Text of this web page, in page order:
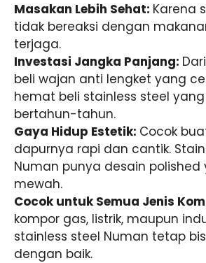
Masakan Lebih Sehat: Karena
tidak bereaksi dengan
terjaga.
Investasi Jangka Panjang:
beli wajan anti lengket yang
hemat beli stainless steel
bertahun-tahun.
Gaya Hidup Estetik: Cocok
dapurnya rapi dan cantik.
Numan punya desain
mewah.
Cocok untuk Semua Jenis
kompor gas, listrik, maupun
stainless steel Numan tetap
dengan baik.